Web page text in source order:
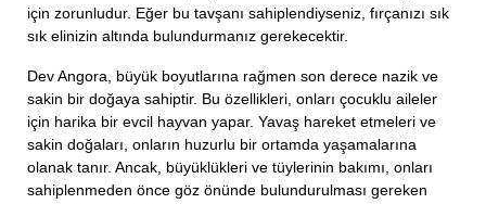
için zorunludur. Eğer bu tavşanı sahiplendiyseniz, fırçanızı sık
sık elinizin altında bulundurmanız gerekecektir.
Dev Angora, büyük boyutlarına rağmen son derece nazik ve
sakin bir doğaya sahiptir. Bu özellikleri, onları çocuklu aileler
için harika bir evcil hayvan yapar. Yavaş hareket etmeleri ve
sakin doğaları, onların huzurlu bir ortamda yaşamalarına
olanak tanır. Ancak, büyüklükleri ve tüylerinin bakımı, onları
sahiplenmeden önce göz önünde bulundurulması gereken